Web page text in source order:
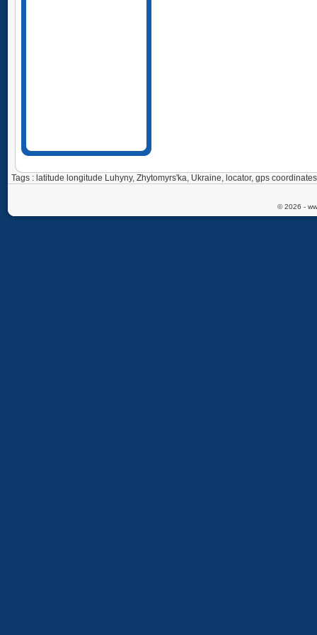
Tags : latitude longitude Luhyny, Zhytomyrs'ka, Ukraine, locator, gps
© 2026 -